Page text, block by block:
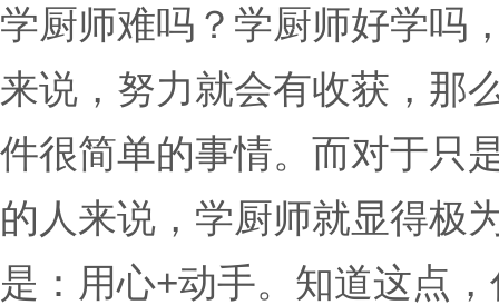
学厨师难吗？学厨师好学吗
来说，努力就会有收获，那
件很简单的事情。而对于只
的人来说，学厨师就显得极
是：用心+动手。知道这点